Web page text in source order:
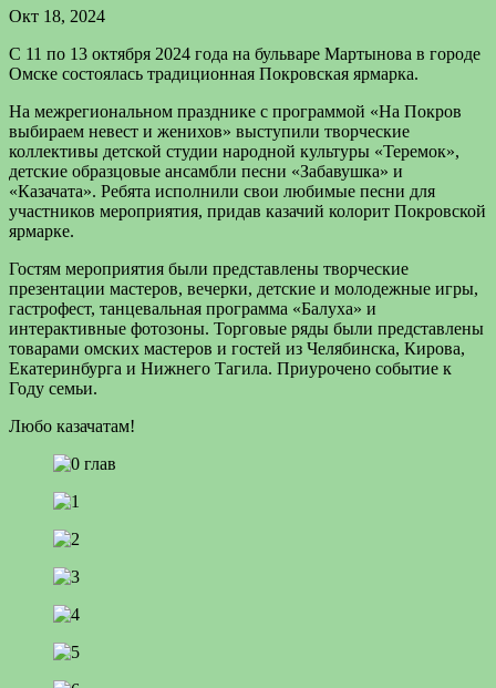
Окт 18, 2024
С 11 по 13 октября 2024 года на бульваре Мартынова в городе
Омске состоялась традиционная Покровская ярмарка.
На межрегиональном празднике с программой «На Покров
выбираем невест и женихов» выступили творческие
коллективы детской студии народной культуры «Теремок»,
детские образцовые ансамбли песни «Забавушка» и
«Казачата». Ребята исполнили свои любимые песни для
участников мероприятия, придав казачий колорит Покровской
ярмарке.
Гостям мероприятия были представлены творческие
презентации мастеров, вечерки, детские и молодежные игры,
гастрофест, танцевальная программа «Балуха» и
интерактивные фотозоны. Торговые ряды были представлены
товарами омских мастеров и гостей из Челябинска, Кирова,
Екатеринбурга и Нижнего Тагила. Приурочено событие к
Году семьи.
Любо казачатам!